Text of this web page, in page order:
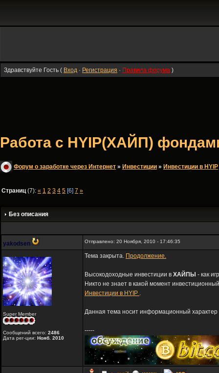
Здравствуйте Гость ( Вход · Регистрация · Правила форума )
Работа с HYIP(ХАЙП)
Форум о заработке через Интернет » Инвестиции » Инвестиции в HYIP
Страниц(7): « 1 2 3 4 5 [6] 7 »
Без описания
yakodsen Отправлено: 20 Ноября, 2010 - 17:46:35
Super Member
Сообщений всего: 2486
Дата рег-ции: Нояб. 2010
Тема закрыта. Продолжение.
Высокодоходные инвестиции в ХАЙПЫ - как
Никто не знает в какой момент
Инвестиции в HYIP .
Данная тема носит информационный характер
-----